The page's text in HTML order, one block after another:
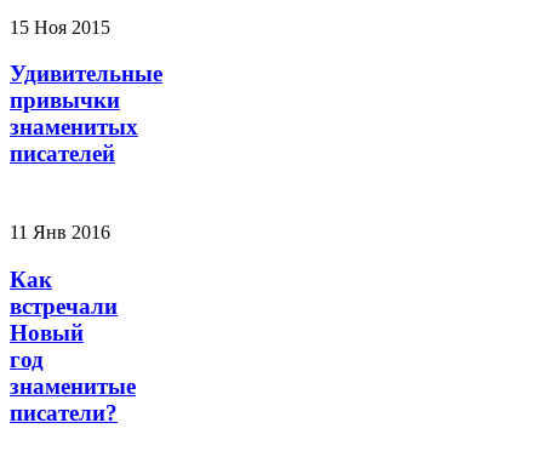
15 Ноя 2015
Удивительные
привычки
знаменитых
писателей
11 Янв 2016
Как
встречали
Новый
год
знаменитые
писатели?